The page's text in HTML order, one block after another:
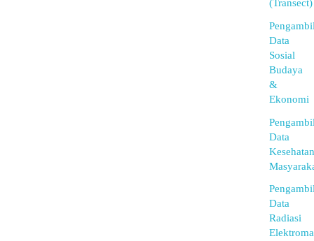
(Transect)
Data
Sosial
Budaya
&
Ekonomi
Data
Kesehatan
Data
Radiasi